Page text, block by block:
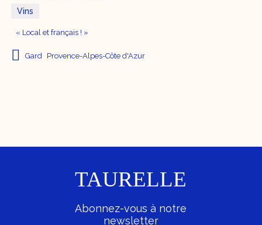
Vins
« Local et français ! »
Gard Provence-Alpes-Côte d'Azur
TAURELLE
Abonnez-vous à notre
newsletter